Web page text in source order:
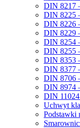
DIN 8217
DIN 8225
DIN 8226
DIN 8229
DIN 8254
DIN 8255
DIN 8353
DIN 8377
DIN 8706
DIN 8974
DIN
Uchwyt
Podstawki